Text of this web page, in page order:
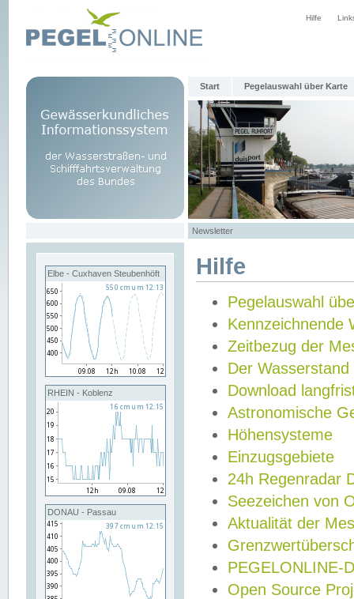
Hilfe
Start Pegelauswahl über Karte
Newsletter
Elbe - Cuxhaven Steubenhöft
RHEIN - Koblenz
DONAU - Passau
Hilfe
Pegelauswahl
Kennzeichnende
Zeitbezug der
Der Wasserstand
Download
Astronomische
Höhensysteme
Einzugsgebiete
24h Regenradar
Seezeichen von
Aktualität der
PEGELONLINE-
Open Source